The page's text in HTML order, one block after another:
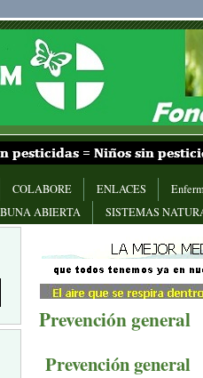
COLABORE ENLACES
ABIERTA SISTEMAS
Prevención general
Prevención general